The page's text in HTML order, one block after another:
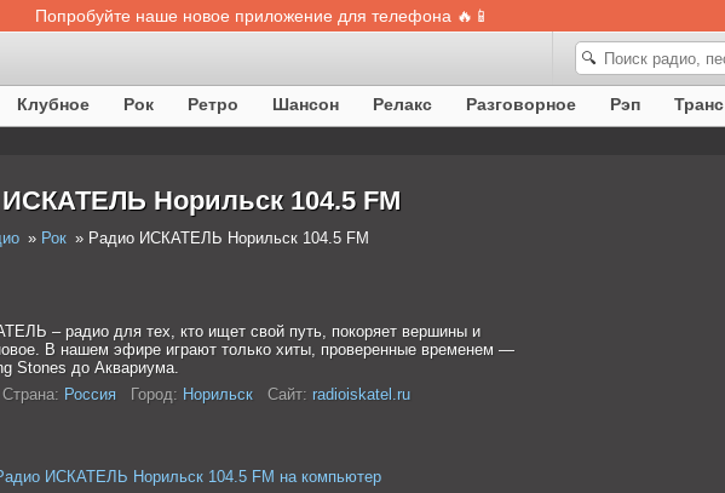
Попробуйте наше новое приложение для телефона 🔥📱
🔍
Клубное Рок Ретро Шансон Релакс Разговорное Рэп Транс
Норильск 104.5 FM
Рок Радио ИСКАТЕЛЬ Норильск 104.5 FM
– радио для тех, кто ищет свой путь, покоряет вершины и
В нашем эфире играют только хиты, проверенные временем —
Stones до Аквариума.
Страна: Россия Город: Норильск Сайт: radioiskatel.ru
ИСКАТЕЛЬ Норильск 104.5 FM на компьютер